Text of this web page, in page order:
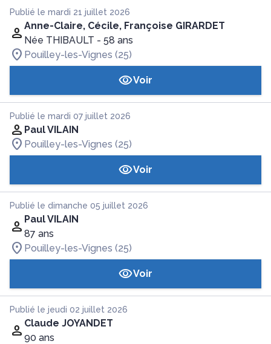
Publié le mardi 21 juillet 2026
Anne-Claire, Cécile, Françoise GIRARDET
Née THIBAULT - 58 ans
Pouilley-les-Vignes (25)
Voir
Publié le mardi 07 juillet 2026
Paul VILAIN
Pouilley-les-Vignes (25)
Voir
Publié le dimanche 05 juillet 2026
Paul VILAIN
87 ans
Pouilley-les-Vignes (25)
Voir
Publié le jeudi 02 juillet 2026
Claude JOYANDET
90 ans